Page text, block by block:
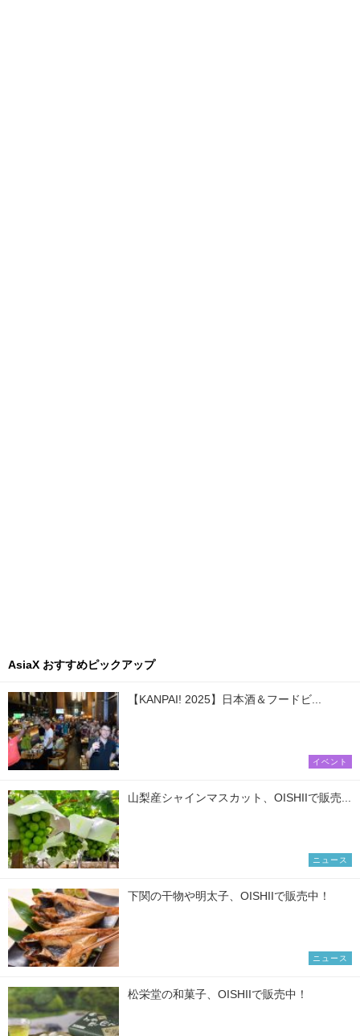
AsiaX おすすめピックアップ
【KANPAI! 2025】日本酒＆フードビ...
イベント
山梨産シャインマスカット、OISHIIで販売...
ニュース
下関の干物や明太子、OISHIIで販売中！
ニュース
松栄堂の和菓子、OISHIIで販売中！